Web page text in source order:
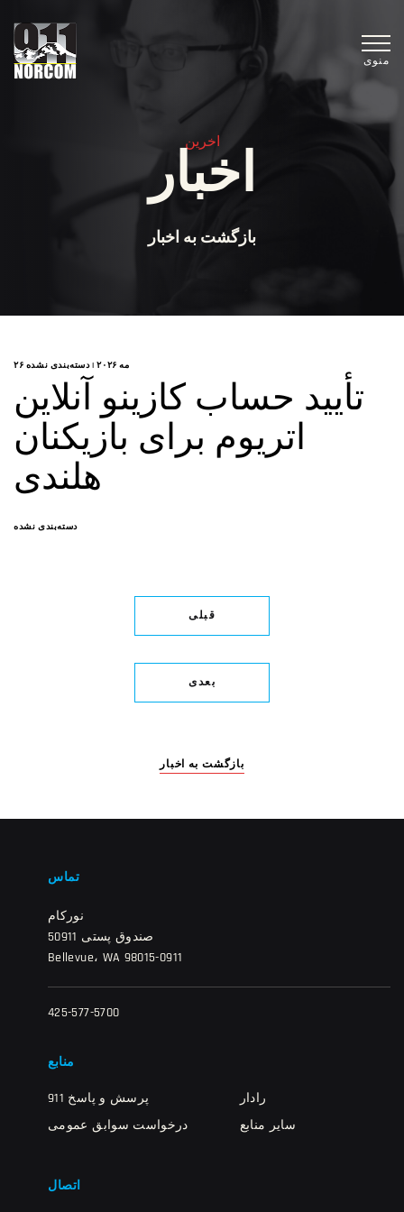
منوی
اخرین
اخبار
بازگشت به اخبار
۲۶ مه ۲۰۲۶ | دسته‌بندی نشده
تأیید حساب کازینو آنلاین
اتریوم برای بازیکنان
هلندی
دسته‌بندی نشده
قبلی
بعدی
بازگشت به اخبار
تماس
نورکام
صندوق پستی 50911
Bellevue، WA 98015-0911
425-577-5700
منابع
911 پرسش و پاسخ
درخواست سوابق عمومی
رادار
سایر منابع
اتصال